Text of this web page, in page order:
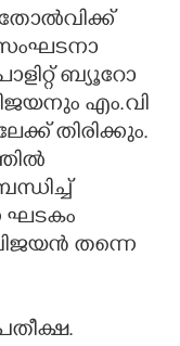
സംഘടനാ
ബ്യൂറോ
എം.വി
തിരിക്കും.
ഘടകം
തന്നെ